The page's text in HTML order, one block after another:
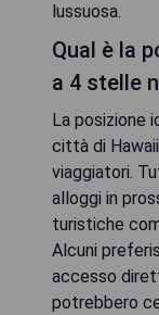
lussuosa.
Qual è la
a 4 stelle
La posizione
città di
viaggiatori.
alloggi in
turistiche
Alcuni
accesso
potrebbero